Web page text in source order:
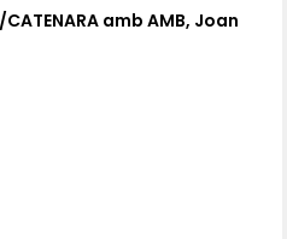
amb AMB, Joan